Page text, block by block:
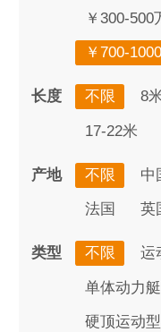
￥300-500
￥700-
长度 不限 8
17-22米
产地 不限 中
法国 英
类型 不限 运
单体动力艇
硬顶运动型